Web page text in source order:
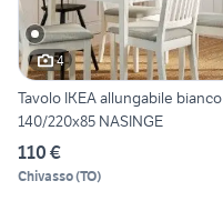
4
Tavolo IKEA allungabile bianco
140/220x85 NASINGE
110 €
Chivasso(TO)